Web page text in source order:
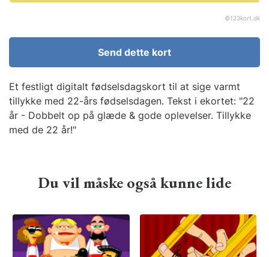
©123kort.dk
Send dette kort
Et festligt digitalt fødselsdagskort til at sige varmt
tillykke med 22-års fødselsdagen. Tekst i ekortet: "22
år - Dobbelt op på glæde & gode oplevelser. Tillykke
med de 22 år!"
Du vil måske også kunne lide